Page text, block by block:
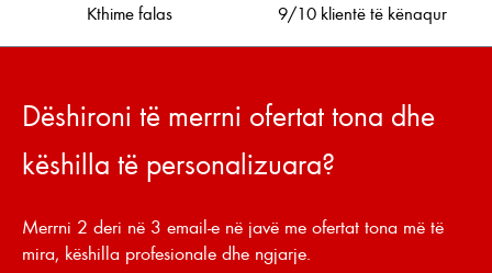
Kthime falas 9/10 klientë të kënaqur
Dëshironi të merrni ofertat tona dhe
këshilla të personalizuara?
Merrni 2 deri në 3 email-e në javë me ofertat tona më të
mira, këshilla profesionale dhe ngjarje.